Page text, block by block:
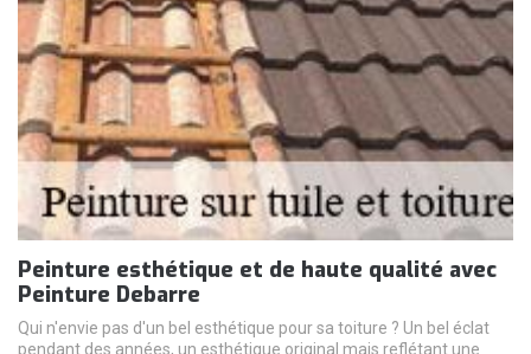
Peinture esthétique et de haute qualité avec
Peinture Debarre
Qui n'envie pas d'un bel esthétique pour sa toiture ? Un bel éclat
pendant des années, un esthétique original mais reflétant une